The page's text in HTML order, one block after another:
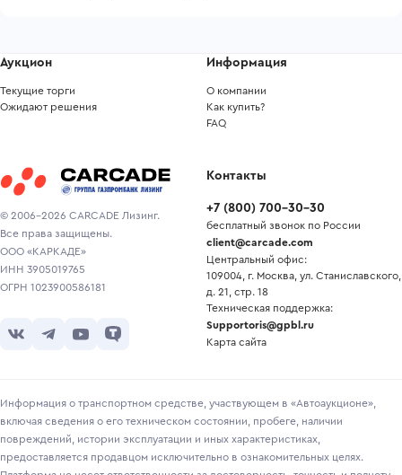
© 2006-2026 CARCADE Лизинг.
Все права защищены.
ООО «КАРКАДЕ»
ИНН 3905019765
ОГРН 1023900586181
Аукцион
Текущие торги
Ожидают решения
Информация
О компании
Как купить?
FAQ
Контакты
+7 (800) 700-30-30
бесплатный звонок по России
client@carcade.com
Центральный офис:
109004, г. Москва, ул. Станиславского,
д. 21, стр. 18
Техническая поддержка:
Supportoris@gpbl.ru
Карта сайта
Информация о транспортном средстве, участвующем в «Автоаукционе»,
включая сведения о его техническом состоянии, пробеге, наличии
повреждений, истории эксплуатации и иных характеристиках,
предоставляется продавцом исключительно в ознакомительных целях.